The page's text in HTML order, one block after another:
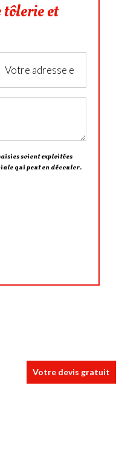
tôlerie et
soient exploitées
qui peut en découler.
Votre devis gratuit